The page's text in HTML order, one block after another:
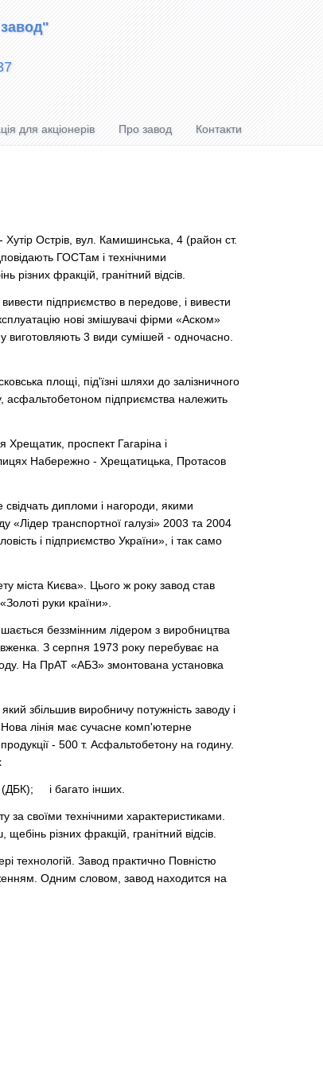
для акціонерів Про завод Контакти
Острів, вул. Камишинська, 4 (район ст.
ГОСТам і технічними
різних фракцій, гранітний відсів.
підприємство в передове, і вивести
нові змішувачі фірми «Аском»
виготовляють 3 види сумішей - одночасно.
площі, під'їзні шляхи до залізничного
асфальтобетоном підприємства належить
проспект Гагаріна і
Набережно - Хрещатицька, Протасов
свідчать дипломи і нагороди, якими
«Лідер транспортної галузі» 2003 та 2004
і підприємство України», і так само
міста Києва». Цього ж року завод став
руки країни».
беззмінним лідером з виробництва
З серпня 1973 року перебуває на
На ПрАТ «АБЗ» змонтована установка
збільшив виробничу потужність заводу і
лінія має сучасне комп'ютерне
- 500 т. Асфальтобетону на годину.
і багато інших.
за своїми технічними характеристиками.
різних фракцій, гранітний відсів.
технологій. Завод практично Повністю
Одним словом, завод находится на